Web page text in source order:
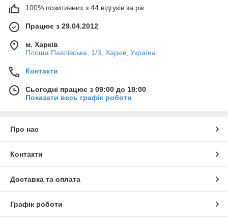
100% позитивних з 44 відгуків за рік
Працює з 29.04.2012
м. Харків
Площа Павлівська, 1/3, Харків, Україна
Контакти
Сьогодні працює з 09:00 до 18:00
Показати весь графік роботи
Про нас
Контакти
Доставка та оплата
Графік роботи